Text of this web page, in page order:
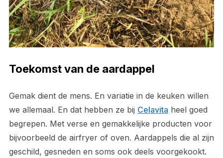
Toekomst van de aardappel
Gemak dient de mens. En variatie in de keuken willen
we allemaal. En dat hebben ze bij Celavita heel goed
begrepen. Met verse en gemakkelijke producten voor
bijvoorbeeld de airfryer of oven. Aardappels die al zijn
geschild, gesneden en soms ook deels voorgekookt.